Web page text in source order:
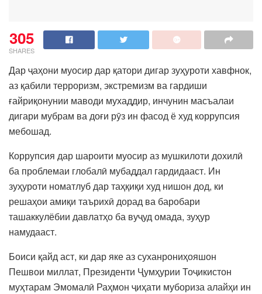
305
SHARES
Дар ҷаҳони муосир дар қатори дигар зуҳуроти хавфнок,
аз қабили терроризм, экстремизм ва гардиши
ғайриқонунии маводи мухаддир, инчунин масъалаи
дигари мубрам ва доғи рӯз ин фасод ё худ коррупсия
мебошад.
Коррупсия дар шароити муосир аз мушкилоти дохилӣ
ба проблемаи глобалӣ мубаддал гардидааст. Ин
зуҳуроти номатлуб дар таҳқиқи худ нишон дод, ки
решаҳои амиқи таърихӣ дорад ва баробари
ташаккулёбии давлатҳо ба вуҷуд омада, зуҳур
намудааст.
Боиси қайд аст, ки дар яке аз суханрониҳояшон
Пешвои миллат, Президенти Ҷумҳурии Тоҷикистон
муҳтарам Эмомалӣ Раҳмон ҷиҳати мубориза алайҳи ин